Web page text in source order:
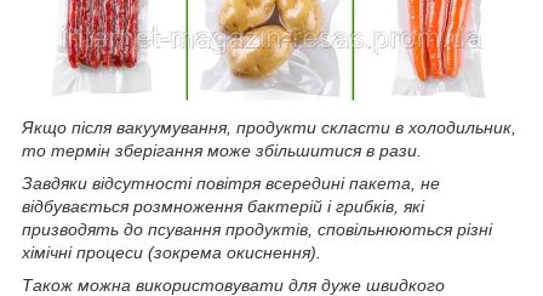
Якщо після вакуумування, продукти скласти в холодильник,
то термін зберігання може збільшитися в рази.
Завдяки відсутності повітря всередині пакета, не
відбувається розмноження бактерій і грибків, які
призводять до псування продуктів, сповільнюються різні
хімічні процеси (зокрема окиснення).
Також можна використовувати для дуже швидкого